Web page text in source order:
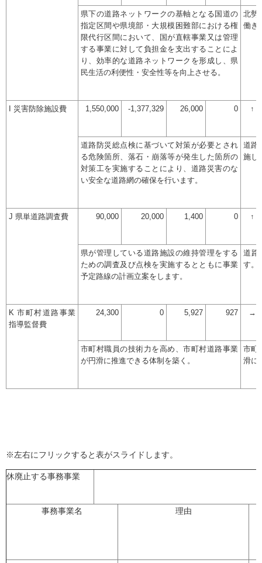
県下の道路ネットワークの基軸となる国道の
指定区間や県境部・大規模困難部における権
限代行区間において、国が直轄事業又は管理
する事業に対して負担金を支出することによ
り、効率的な道路ネットワークを形成し、県
民生活の利便性・安全性等を向上させる。
北勢
働き
I 災害防除施設費 1,550,000 -1,377,329 26,000 0 ↑
道路防災総点検に基づいて対策が必要とされ
る危険箇所、落石・崩落等が発生した箇所の
対策工を実施することにより、道路災害のな
い安全な道路網の確保を行います。
道路
施し
J 県単道路調査費 90,000 20,000 1,400 0 ↑
県が管理している道路施設の維持管理をする
ための調査及び点検を実施するとともに事業
予定路線の計画立案をします。
道路
す。
K 市町村道路事業
指導監督費
24,300 0 5,927 927 →
市町村職員の技術力を高め、市町村道路事業
が円滑に推進できる体制を築く。
市町
滑に
※左右にフリックすると表がスライドします。
休廃止する事務事業
事務事業名 理由